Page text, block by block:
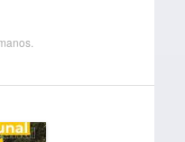
.